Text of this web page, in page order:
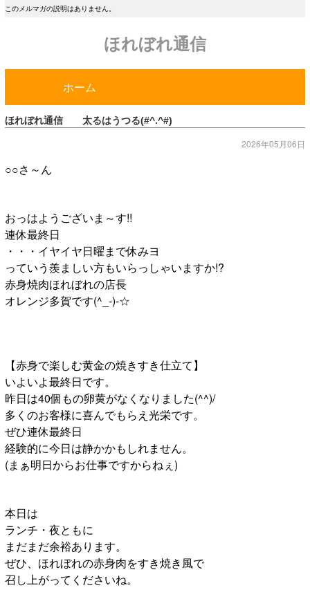
このメルマガの説明はありません。
ほれぼれ通信
ホーム
ほれぼれ通信 太るはうつる(#^.^#)
2026年05月06日
○○さ～ん
おっはようございま～す!!
連休最終日
・・・イヤイヤ日曜まで休みヨ
っていう羨ましい方もいらっしゃいますか!?
赤身焼肉ほれぼれの店長
オレンジ多賀です(^_-)-☆
【赤身で楽しむ黄金の焼きすき仕立て】
いよいよ最終日です。
昨日は40個もの卵黄がなくなりました(^^)/
多くのお客様に喜んでもらえ光栄です。
ぜひ連休最終日
経験的に今日は静かかもしれません。
(まぁ明日からお仕事ですからねぇ)
本日は
ランチ・夜ともに
まだまだ余裕あります。
ぜひ、ほれぼれの赤身肉をすき焼き風で
召し上がってくださいね。